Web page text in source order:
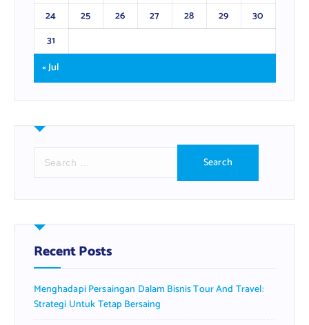
24
25 26 27 28 29
30
31
« Jul
r
h
f
o
:
Recent Posts
Menghadapi Persaingan Dalam Bisnis Tour And Travel:
Strategi Untuk Tetap Bersaing